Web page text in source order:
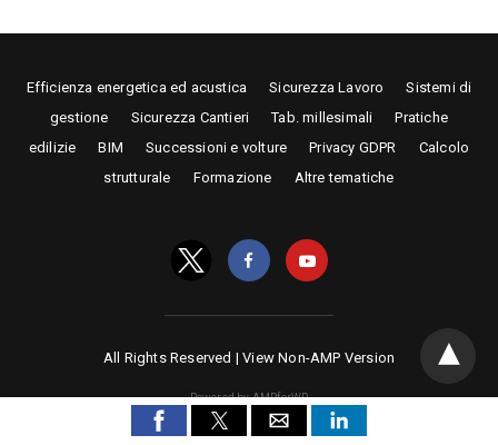
Efficienza energetica ed acustica Sicurezza Lavoro
Sistemi di
gestione
Sicurezza Cantieri Tab. millesimali
Pratiche
edilizie
BIM Successioni e volture Privacy GDPR
Calcolo
strutturale
Formazione Altre tematiche
All Rights Reserved |View Non-AMP Version
Powered by AMPforWP